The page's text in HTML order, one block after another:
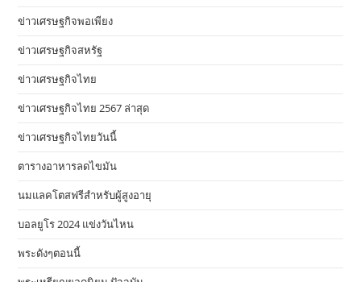
ข่าวเศรษฐกิจพอเพียง
ข่าวเศรษฐกิจสหรัฐ
ข่าวเศรษฐกิจไทย
ข่าวเศรษฐกิจไทย 2567 ล่าสุด
ข่าวเศรษฐกิจไทยวันนี้
ตารางอาหารลดไขมัน
นมแลคโตสฟรีสำหรับผู้สูงอายุ
บอลยูโร 2024 แข่งวันไหน
พระดังๆตอนนี้